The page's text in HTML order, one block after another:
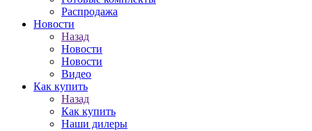
Распродажа
Новости
Назад
Новости
Новости
Видео
Как купить
Назад
Как купить
Наши дилеры